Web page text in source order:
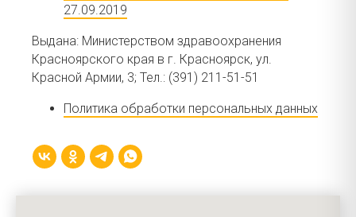
27.09.2019
Выдана: Министерством здравоохранения
Красноярского края в г. Красноярск, ул.
Красной Армии, 3; Тел.: (391) 211-51-51
Политика обработки персональных данных